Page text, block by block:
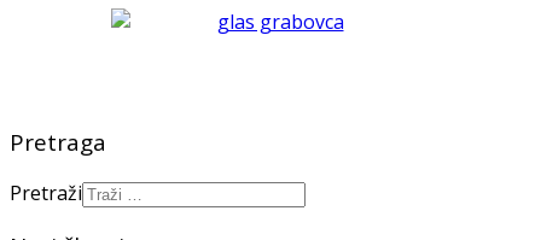
Pretraga
Pretraži